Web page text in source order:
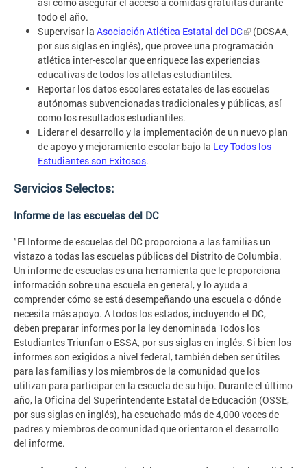
todo el año.
Supervisar la Asociación Atlética Estatal del DC
(DCSAA,
por sus siglas en inglés), que provee una programación
atlética inter-escolar que enriquece las experiencias
educativas de todos los atletas estudiantiles.
Reportar los datos escolares estatales de las escuelas
autónomas subvencionadas tradicionales y públicas, así
como los resultados estudiantiles.
Liderar el desarrollo y la implementación de un nuevo plan
de apoyo y mejoramiento escolar bajo la Ley Todos los
Estudiantes son Exitosos.
Servicios Selectos:
Informe de las escuelas del DC
"El Informe de escuelas del DC proporciona a las familias un
vistazo a todas las escuelas públicas del Distrito de Columbia.
Un informe de escuelas es una herramienta que le proporciona
información sobre una escuela en general, y lo ayuda a
comprender cómo se está desempeñando una escuela o dónde
necesita más apoyo. A todos los estados, incluyendo el DC,
deben preparar informes por la ley denominada Todos los
Estudiantes Triunfan o ESSA, por sus siglas en inglés. Si bien los
informes son exigidos a nivel federal, también deben ser útiles
para las familias y los miembros de la comunidad que los
utilizan para participar en la escuela de su hijo. Durante el último
año, la Oficina del Superintendente Estatal de Educación (OSSE,
por sus siglas en inglés), ha escuchado más de 4,000 voces de
padres y miembros de comunidad que orientaron el desarrollo
del informe.